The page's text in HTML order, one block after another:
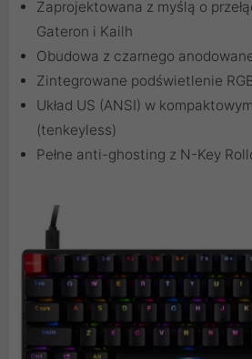
Zaprojektowana z myślą o
Gateron i Kailh
Obudowa z czarnego
Zintegrowane podświetlenie
Układ US (ANSI) w
(tenkeyless)
Pełne anti-ghosting z N-Key